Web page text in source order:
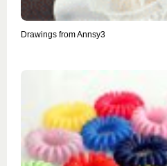
Drawings from Annsy3